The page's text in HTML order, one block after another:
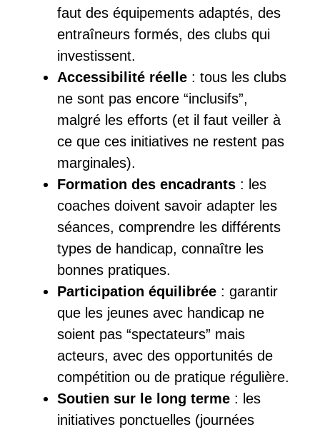
faut des équipements adaptés, des
entraîneurs formés, des clubs qui
investissent.
Accessibilité réelle : tous les clubs
ne sont pas encore “inclusifs”,
malgré les efforts (et il faut veiller à
ce que ces initiatives ne restent pas
marginales).
Formation des encadrants : les
coaches doivent savoir adapter les
séances, comprendre les différents
types de handicap, connaître les
bonnes pratiques.
Participation équilibrée : garantir
que les jeunes avec handicap ne
soient pas “spectateurs” mais
acteurs, avec des opportunités de
compétition ou de pratique régulière.
Soutien sur le long terme : les
initiatives ponctuelles (journées